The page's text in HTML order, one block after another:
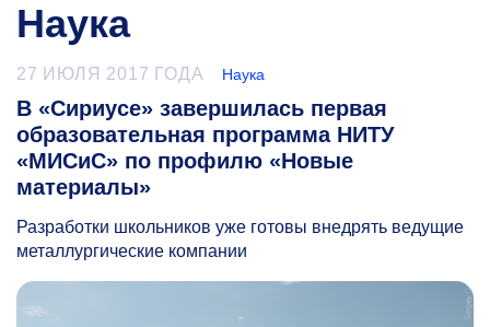
Наука
27 ИЮЛЯ 2017 ГОДА Наука
В «Сириусе» завершилась первая
образовательная программа НИТУ
«МИСиС» по профилю «Новые
материалы»
Разработки школьников уже готовы внедрять ведущие
металлургические компании